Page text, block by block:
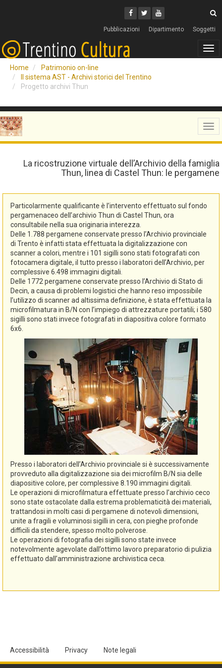
Facebook
Twitter
Youtube
Pubblicazioni Dipartimento Soggetti
Home
Patrimonio on-line
Il sistema AST - Archivi storici del Trentino
Progetto archivi Thun
La ricostruzione virtuale dell’Archivio della famiglia
Thun, linea di Castel Thun: le pergamene
Particolarmente qualificante è l’intervento effettuato sul fondo
pergamenaceo dell’archivio Thun di Castel Thun, ora
consultabile nella sua originaria interezza.
Delle 1.788 pergamene conservate presso l’Archivio provinciale
di Trento è infatti stata effettuata la digitalizzazione con
scanner a colori, mentre i 101 sigilli sono stati fotografati con
fotocamera digitale, il tutto presso i laboratori dell’Archivio, per
complessive 6.498 immagini digitali.
Delle 1772 pergamene conservate presso l’Archivio di Stato di
Decin, a causa di problemi logistici che hanno reso impossibile
l’utilizzo di scanner ad altissima definizione, è stata effettuata la
microfilmatura in B/N con l’impiego di attrezzature portatili; i 580
sigilli sono stati invece fotografati in diapositiva colore formato
6x6.
Presso i laboratori dell’Archivio provinciale si è successivamente
provveduto alla digitalizzazione sia dei microfilm B/N sia delle
diapositive colore, per complessive 8.190 immagini digitali.
Le operazioni di microfilmatura effettuate presso l’archivio ceco
sono state ostacolate dalla estrema problematicità dei materiali,
trattandosi in molti casi di pergamene di notevoli dimensioni,
unite a fragili e voluminosi sigilli in cera, con pieghe profonde
difficili da stendere, spesso molto polverose.
Le operazioni di fotografia dei sigilli sono state invece
notevolmente agevolate dall’ottimo lavoro preparatorio di pulizia
effettuato dall’amministrazione archivistica ceca.
Accessibilità Privacy Note legali